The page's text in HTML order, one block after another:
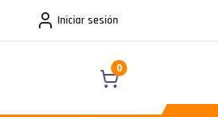
Iniciar sesión
0